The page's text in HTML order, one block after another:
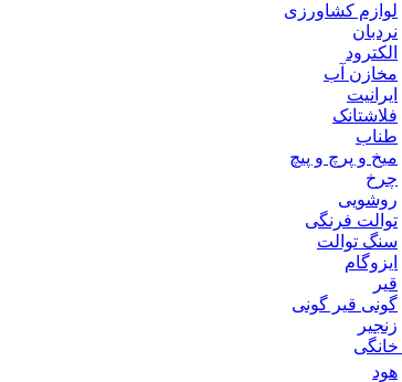
لوازم کشاورزی
نردبان
الکترود
مخازن آب
ایرانیت
فلاشتانک
طناب
میخ و پرچ و پیچ
چرخ
روشویی
توالت فرنگی
سنگ توالت
ایزوگام
قیر
گونی قیر گونی
زنجیر
خانگی
هود